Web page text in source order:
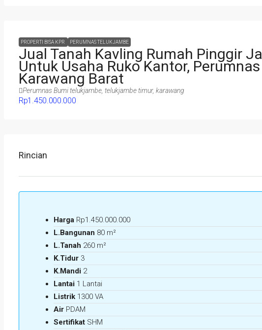
PROPERTI BISA KPR PERUMNAS TELUKJAMBE
Jual Tanah Kavling Rumah Pinggir
Untuk Usaha Ruko Kantor,
Karawang Barat
Perumnas Bumi telukjambe, telukjambe timur, karawang
Rp1.450.000.000
Rincian
Harga Rp1.450.000.000
L.Bangunan 80 m²
L.Tanah 260 m²
K.Tidur 3
K.Mandi 2
Lantai 1 Lantai
Listrik 1300 VA
Air PDAM
Sertifikat SHM